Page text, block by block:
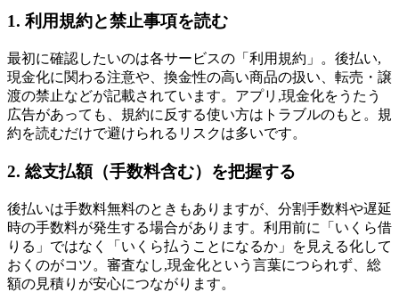
1. 利用規約と禁止事項を読む
最初に確認したいのは各サービスの「利用規約」。後払い,
現金化に関わる注意や、換金性の高い商品の扱い、転売・譲
渡の禁止などが記載されています。アプリ,現金化をうたう
広告があっても、規約に反する使い方はトラブルのもと。規
約を読むだけで避けられるリスクは多いです。
2. 総支払額（手数料含む）を把握する
後払いは手数料無料のときもありますが、分割手数料や遅延
時の手数料が発生する場合があります。利用前に「いくら借
りる」ではなく「いくら払うことになるか」を見える化して
おくのがコツ。審査なし,現金化という言葉につられず、総
額の見積りが安心につながります。